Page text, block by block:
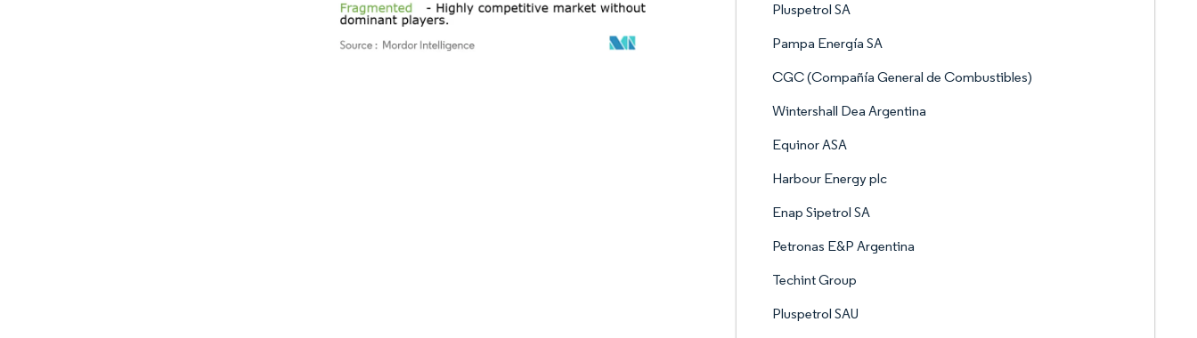
Pluspetrol SA
Pampa Energía SA
CGC (Compañía General de Combustibles)
Wintershall Dea Argentina
Equinor ASA
Harbour Energy plc
Enap Sipetrol SA
Petronas E&P Argentina
Techint Group
Pluspetrol SAU